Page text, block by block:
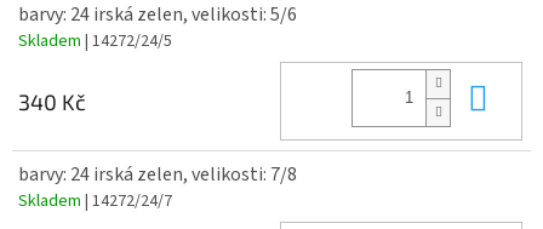
barvy: 24 irská zelen, velikosti: 5/6
Skladem | 14272/24/5
340 Kč
barvy: 24 irská zelen, velikosti: 7/8
Skladem | 14272/24/7